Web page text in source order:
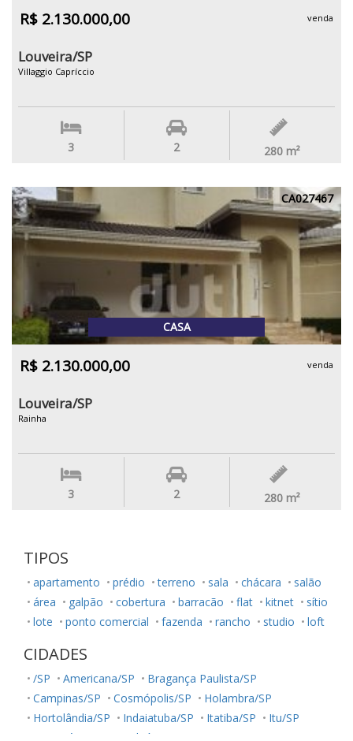
R$ 2.130.000,00 venda
Louveira/SP
Villaggio Capríccio
3 2 280 m²
CA027467
CASA
R$ 2.130.000,00 venda
Louveira/SP
Rainha
3 2 280 m²
TIPOS
apartamento prédio terreno sala chácara
salão
área
galpão cobertura barracão flat kitnet
sítio
lote
ponto comercial fazenda rancho studio loft
CIDADES
/SP Americana/SP
Bragança Paulista/SP
Campinas/SP
Cosmópolis/SP
Holambra/SP
Hortolândia/SP
Indaiatuba/SP Itatiba/SP
Itu/SP
Jaguariúna/SP
Jundiaí/SP